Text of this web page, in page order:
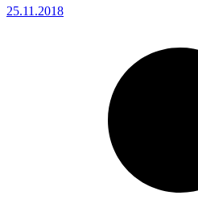
25.11.2018